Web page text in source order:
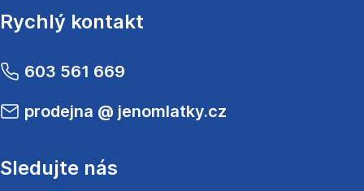
Rychlý kontakt
603 561 669
prodejna @ jenomlatky.cz
Sledujte nás